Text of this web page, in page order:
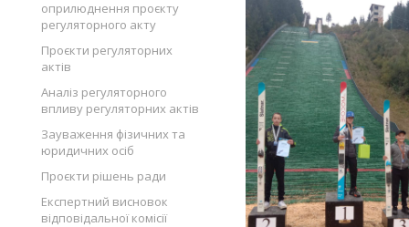
оприлюднення проєкту
регуляторного акту
Проєкти регуляторних
актів
Аналіз регуляторного
впливу регуляторних актів
Зауваження фізичних та
юридичних осіб
Проєкти рішень ради
Експертний висновок
відповідальної комісії